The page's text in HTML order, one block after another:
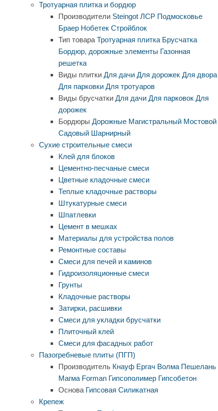
Тротуарная плитка и бордюр
Производители Steingot ЛСР Подмосковье
Браер Нобетек Стройблок
Тип товара Тротуарная плитка Брусчатка
Бордюр, дорожные элементы Газонная
решетка
Виды плитки Для дачи Для дорожек Для двора
Для парковки Для тротуаров
Виды брусчатки Для дачи Для парковок Для
дорожек
Бордюры Дорожные Магистральный Мостовой
Садовый Шарнирный
Сухие строительные смеси
Клей для блоков
Цементно-песчаные смеси
Цветные кладочные смеси
Теплые кладочные растворы
Штукатурные смеси
Шпатлевки
Цемент в мешках
Материалы для устройства полов
Ремонтные составы
Смеси для печей и каминов
Гидроизоляционные смеси
Грунты
Кладочные растворы
Затирки, расшивки
Смеси для укладки брусчатки
Плиточный клей
Смеси для фасадных работ
Пазогребневые плиты (ПГП)
Производитель Кнауф Ергач Волма Пешелань
Магма Forman Гипсополимер Гипсобетон
Основа Гипсовая Силикатная
Крепеж